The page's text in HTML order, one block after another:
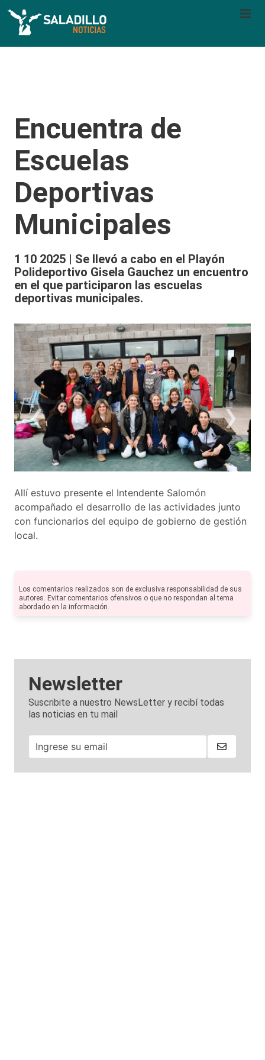
Encuentra de
Escuelas
Deportivas
Municipales
1 10 2025 | Se llevó a cabo en el Playón
Polideportivo Gisela Gauchez un encuentro
en el que participaron las escuelas
deportivas municipales.
‹ ›
Allí estuvo presente el Intendente Salomón
acompañado el desarrollo de las actividades junto
con funcionarios del equipo de gobierno de gestión
local.
Los comentarios realizados son de exclusiva responsabilidad de sus
autores. Evitar comentarios ofensivos o que no respondan al tema
abordado en la información.
Newsletter
Suscribite a nuestro NewsLetter y recibí todas
las noticias en tu mail